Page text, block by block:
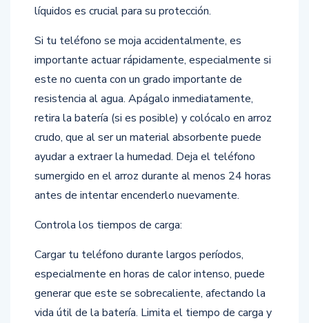
líquidos es crucial para su protección.
Si tu teléfono se moja accidentalmente, es
importante actuar rápidamente, especialmente si
este no cuenta con un grado importante de
resistencia al agua. Apágalo inmediatamente,
retira la batería (si es posible) y colócalo en arroz
crudo, que al ser un material absorbente puede
ayudar a extraer la humedad. Deja el teléfono
sumergido en el arroz durante al menos 24 horas
antes de intentar encenderlo nuevamente.
Controla los tiempos de carga:
Cargar tu teléfono durante largos períodos,
especialmente en horas de calor intenso, puede
generar que este se sobrecaliente, afectando la
vida útil de la batería. Limita el tiempo de carga y